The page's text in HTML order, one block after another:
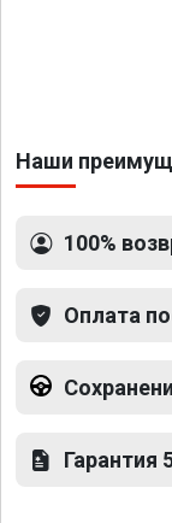
Наши
100%
Оплата
Гарантия